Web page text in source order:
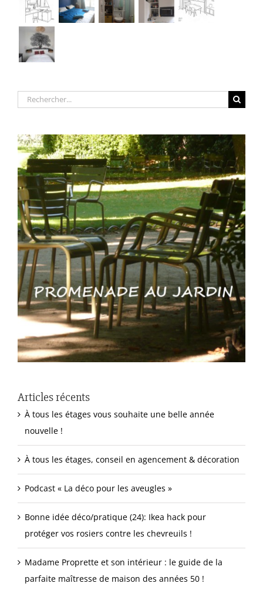
Rechercher:
Articles récents
À tous les étages vous souhaite une belle année
nouvelle !
À tous les étages, conseil en agencement & décoration
Podcast « La déco pour les aveugles »
Bonne idée déco/pratique (24): Ikea hack pour
protéger vos rosiers contre les chevreuils !
Madame Proprette et son intérieur : le guide de la
parfaite maîtresse de maison des années 50 !